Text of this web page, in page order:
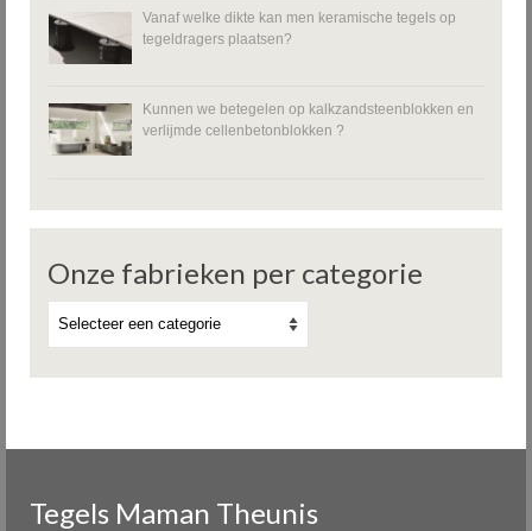
Vanaf welke dikte kan men keramische tegels op
tegeldragers plaatsen?
Kunnen we betegelen op kalkzandsteenblokken en
verlijmde cellenbetonblokken ?
Onze fabrieken per categorie
Tegels Maman Theunis